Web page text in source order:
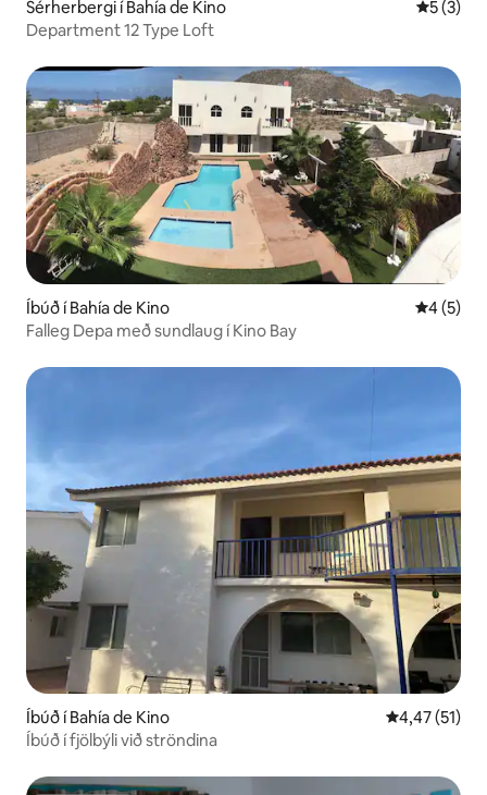
Sérherbergi í Bahía de Kino 5 af 5 í
5 (3)
Department 12 Type Loft
Íbúð í Bahía de Kino 4 af 5 í
4 (5)
Falleg Depa með sundlaug í Kino Bay
Íbúð í Bahía de Kino 4,47 af 5 í
4,47 (51)
Íbúð í fjölbýli við ströndina